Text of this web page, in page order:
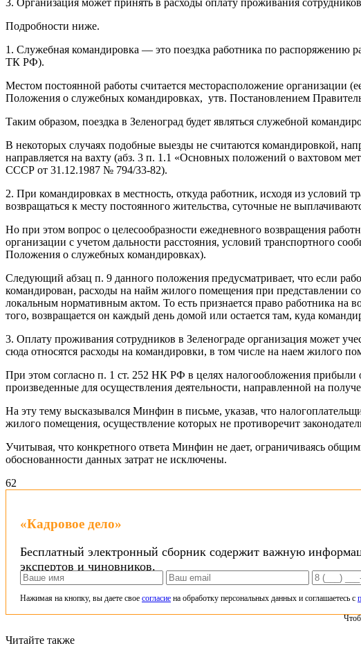
Подробности ниже.
1. Служебная командировка — это поездка работника по распоряжению
ТК РФ).
Местом постоянной работы считается месторасположение организации
Положения о служебных командировках, утв. Постановлением
Таким образом, поездка в Зеленоград будет являться служебной
В некоторых случаях подобные выезды не считаются командировкой,
направляется на вахту (абз. 3 п. 1.1 «Основных положений о вахтовом
СССР от 31.12.1987 № 794/33-82).
2. При командировках в местность, откуда работник, исходя из условий
возвращаться к месту постоянного жительства, суточные не
Но при этом вопрос о целесообразности ежедневного возвращения
организации с учетом дальности расстояния, условий транспортного
Положения о служебных командировках).
Следующий абзац п. 9 данного положения предусматривает, что если
командирован, расходы на найм жилого помещения при представлении
локальным нормативным актом. То есть признается право работника
того, возвращается он каждый день домой или остается там, куда
3. Оплату проживания сотрудников в Зеленограде организация может
сюда относятся расходы на командировки, в том числе на наем жилого
При этом согласно п. 1 ст. 252 НК РФ в целях налогообложения прибыли
произведенные для осуществления деятельности, направленной на
На эту тему высказывался Минфин в письме, указав, что
жилого помещения, осуществление которых не противоречит
Учитывая, что конкретного ответа Минфин не дает, ограничиваясь
обоснованности данных затрат не исключены.
62
«Кадровое дело»
Бесплатный электронный сборник содержит важную
экспертов и чиновников.
Нажимая на кнопку, вы даете свое согласие на обработку персональных данных и соглашаетесь с
Читайте также